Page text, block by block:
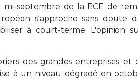
mi-septembre de la BCE de
s'approche sans doute
à court-terme. L'opinion
des grandes entreprises
à un niveau dégradé en